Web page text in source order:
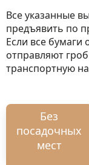
Все указанные
предъявить по
Если все
отправляют
транспортную
Без
посадочных
мест